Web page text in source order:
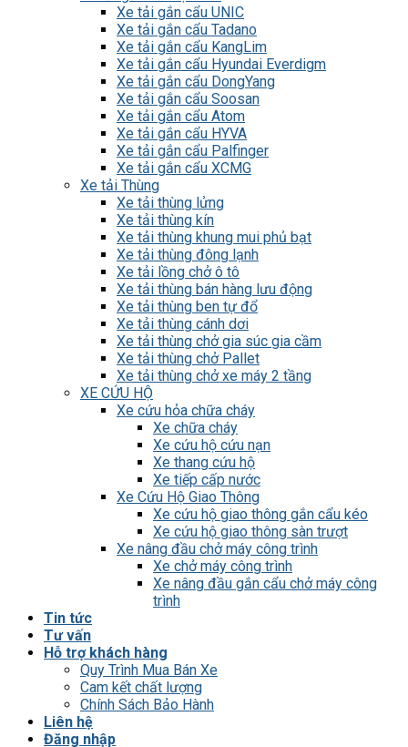
Xe tải gắn cẩu UNIC
Xe tải gắn cẩu Tadano
Xe tải gắn cẩu KangLim
Xe tải gắn cẩu Hyundai Everdigm
Xe tải gắn cẩu DongYang
Xe tải gắn cẩu Soosan
Xe tải gắn cẩu Atom
Xe tải gắn cẩu HYVA
Xe tải gắn cẩu Palfinger
Xe tải gắn cẩu XCMG
Xe tải Thùng
Xe tải thùng lửng
Xe tải thùng kín
Xe tải thùng khung mui phủ bạt
Xe tải thùng đông lạnh
Xe tải lồng chở ô tô
Xe tải thùng bán hàng lưu động
Xe tải thùng ben tự đổ
Xe tải thùng cánh dơi
Xe tải thùng chở gia súc gia cầm
Xe tải thùng chở Pallet
Xe tải thùng chở xe máy 2 tầng
XE CỨU HỘ
Xe cứu hỏa chữa cháy
Xe chữa cháy
Xe cứu hộ cứu nạn
Xe thang cứu hộ
Xe tiếp cấp nước
Xe Cứu Hộ Giao Thông
Xe cứu hộ giao thông gắn cẩu kéo
Xe cứu hộ giao thông sàn trượt
Xe nâng đầu chở máy công trình
Xe chở máy công trình
Xe nâng đầu gắn cẩu chở máy công
trình
Tin tức
Tư vấn
Hỗ trợ khách hàng
Quy Trình Mua Bán Xe
Cam kết chất lượng
Chính Sách Bảo Hành
Liên hệ
Đăng nhập